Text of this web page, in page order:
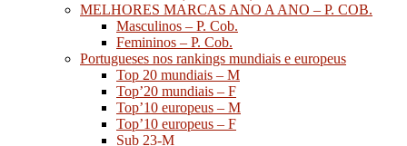
MELHORES MARCAS ANO A ANO – P. COB.
Masculinos – P. Cob.
Femininos – P. Cob.
Portugueses nos rankings mundiais e europeus
Top 20 mundiais – M
Top’20 mundiais – F
Top’10 europeus – M
Top’10 europeus – F
Sub 23-M